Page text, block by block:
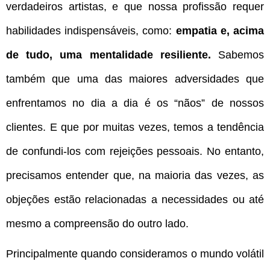
verdadeiros artistas, e que nossa profissão requer
habilidades indispensáveis, como: empatia e, acima
de tudo, uma mentalidade resiliente. Sabemos
também que uma das maiores adversidades que
enfrentamos no dia a dia é os “nãos” de nossos
clientes. E que por muitas vezes, temos a tendência
de confundi-los com rejeições pessoais. No entanto,
precisamos entender que, na maioria das vezes, as
objeções estão relacionadas a necessidades ou até
mesmo a compreensão do outro lado.
Principalmente quando consideramos o mundo volátil